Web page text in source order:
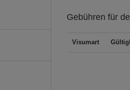
Gebühren für
Visumart